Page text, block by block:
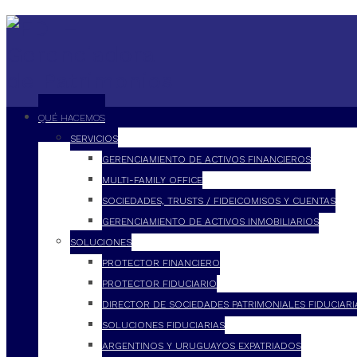
QUÉ HACEMOS
SERVICIOS
GERENCIAMIENTO DE ACTIVOS FINANCIEROS
MULTI-FAMILY OFFICE
SOCIEDADES, TRUSTS / FIDEICOMISOS Y CUENTAS
GERENCIAMIENTO DE ACTIVOS INMOBILIARIOS
SOLUCIONES
PROTECTOR FINANCIERO
PROTECTOR FIDUCIARIO
DIRECTOR DE SOCIEDADES PATRIMONIALES
SOLUCIONES FIDUCIARIAS
ARGENTINOS Y URUGUAYOS EXPATRIADOS